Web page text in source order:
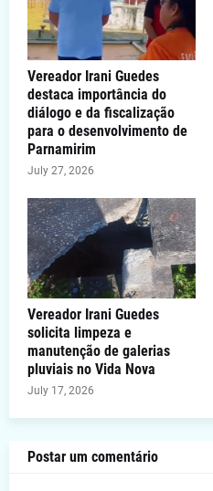
Vereador Irani Guedes
destaca importância do
diálogo e da fiscalização
para o desenvolvimento de
Parnamirim
July 27, 2026
Vereador Irani Guedes
solicita limpeza e
manutenção de galerias
pluviais no Vida Nova
July 17, 2026
Postar um comentário